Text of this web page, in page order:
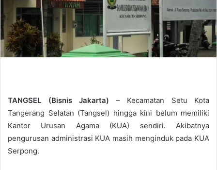
a
l
TANGSEL (Bisnis Jakarta) – Kecamatan Setu Kota
Tangerang Selatan (Tangsel) hingga kini belum memiliki
Kantor Urusan Agama (KUA) sendiri. Akibatnya
pengurusan administrasi KUA masih menginduk pada KUA
Serpong.